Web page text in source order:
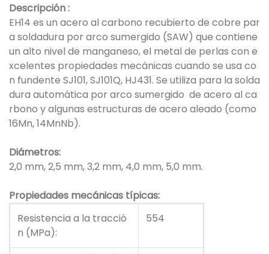
Descripción:
EH14 es un acero al carbono recubierto de cobre par
a soldadura por arco sumergido (SAW) que contiene
un alto nivel de manganeso, el metal de perlas con e
xcelentes propiedades mecánicas cuando se usa co
n fundente SJ101, SJ101Q, HJ431. Se utiliza para la solda
dura automática por arco sumergido de acero al ca
rbono y algunas estructuras de acero aleado (como
16Mn, 14MnNb).
Diámetros:
2,0 mm, 2,5 mm, 3,2 mm, 4,0 mm, 5,0 mm.
Propiedades mecánicas típicas:
Resistencia a la tracció
n (MPa):
554